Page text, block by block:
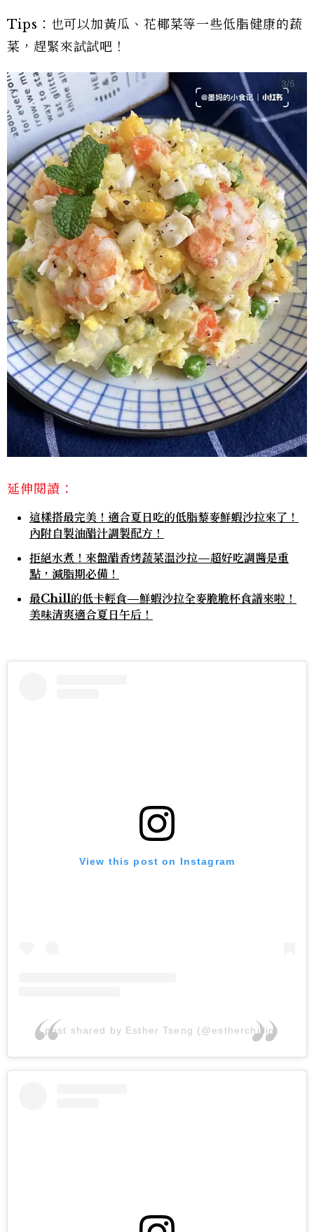
Tips：也可以加黃瓜、花椰菜等一些低脂健康的蔬
菜，趕緊來試試吧！
延伸閱讀：
這樣搭最完美！適合夏日吃的低脂藜麥鮮蝦沙拉來了！
內附自製油醋汁調製配方！
拒絕水煮！來盤醋香烤蔬菜溫沙拉—超好吃調醬是重
點，減脂期必備！
最Chill的低卡輕食—鮮蝦沙拉全麥脆脆杯食譜來啦！
美味清爽適合夏日午后！
View this post on Instagram
A post shared by Esther Tseng (@estherchillin)